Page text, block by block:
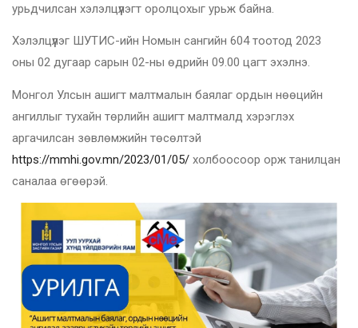
урьдчилсан хэлэлцүүлэгт оролцохыг урьж байна.
Хэлэлцүүлэг ШУТИС-ийн Номын сангийн 604 тоотод 2023
оны 02 дугаар сарын 02-ны өдрийн 09.00 цагт эхэлнэ.
Монгол Улсын ашигт малтмалын баялаг ордын нөөцийн
ангиллыг тухайн төрлийн ашигт малтмалд хэрэглэх
аргачилсан зөвлөмжийн төсөлтэй
https://mmhi.gov.mn/2023/01/05/ холбоосоор орж танилцан
саналаа өгөөрэй.